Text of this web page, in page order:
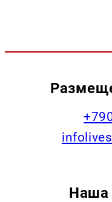
Наша